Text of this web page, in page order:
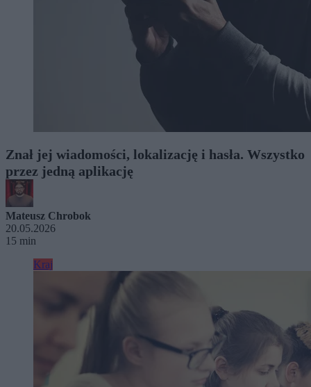
Znał jej wiadomości, lokalizację i hasła. Wszystko
przez jedną aplikację
Mateusz Chrobok
20.05.2026
15 min
Kraj